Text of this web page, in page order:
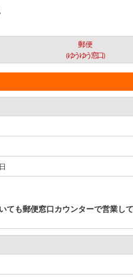
郵便
（ゆうゆう窓口）
も郵便窓口カウンターで営業し